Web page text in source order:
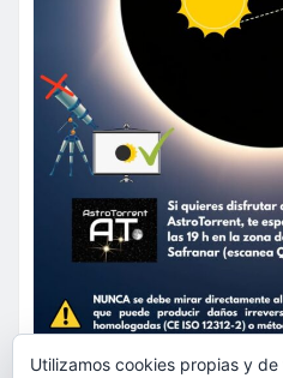
Utilizamos cookies propias y